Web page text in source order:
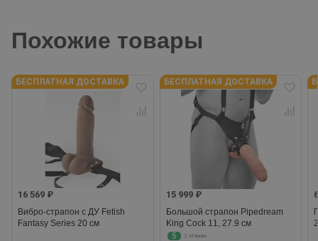
Похожие товары
БЕСПЛАТНАЯ ДОСТАВКА
16 569 ₽
Вибро-страпон с ДУ Fetish
Fantasy Series 20 см
БЕСПЛАТНАЯ ДОСТАВКА
15 999 ₽
Большой страпон Pipedream
King Cock 11, 27.9 см
5
2 отзыва